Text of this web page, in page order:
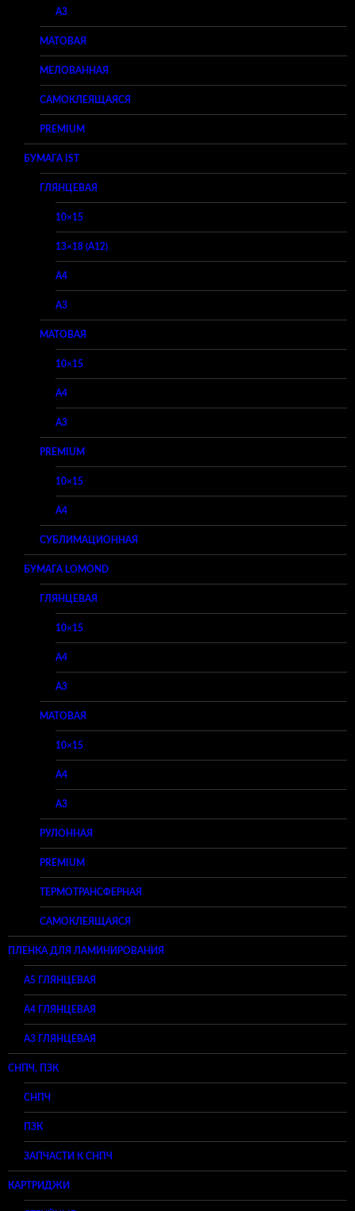
A3
МАТОВАЯ
МЕЛОВАННАЯ
САМОКЛЕЯЩАЯСЯ
PREMIUM
БУМАГА IST
ГЛЯНЦЕВАЯ
10×15
13×18 (A12)
A4
A3
МАТОВАЯ
10×15
A4
A3
PREMIUM
10×15
A4
СУБЛИМАЦИОННАЯ
БУМАГА LOMOND
ГЛЯНЦЕВАЯ
10×15
A4
A3
МАТОВАЯ
10×15
A4
A3
РУЛОННАЯ
PREMIUM
ТЕРМОТРАНСФЕРНАЯ
САМОКЛЕЯЩАЯСЯ
ПЛЕНКА ДЛЯ ЛАМИНИРОВАНИЯ
A5 ГЛЯНЦЕВАЯ
А4 ГЛЯНЦЕВАЯ
A3 ГЛЯНЦЕВАЯ
СНПЧ, ПЗК
СНПЧ
ПЗК
ЗАПЧАСТИ К СНПЧ
КАРТРИДЖИ